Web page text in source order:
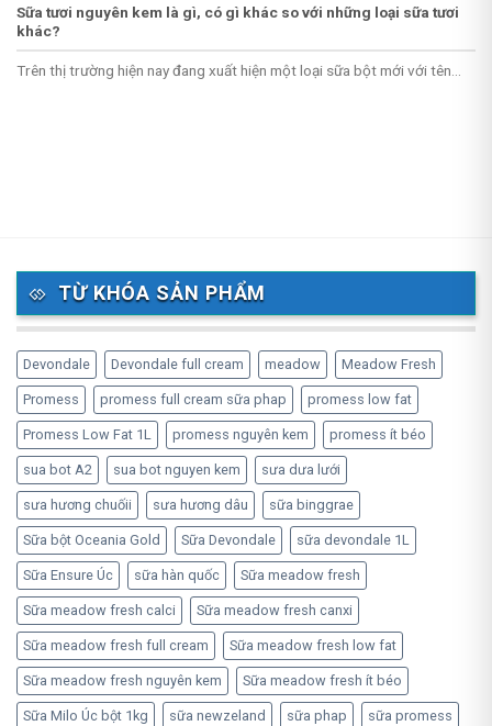
Sữa tươi nguyên kem là gì, có gì khác so với những loại sữa tươi
khác?
Trên thị trường hiện nay đang xuất hiện một loại sữa bột mới với tên...
TỪ KHÓA SẢN PHẨM
Devondale Devondale full cream meadow Meadow Fresh
Promess promess full cream sữa phap promess low fat
Promess Low Fat 1L promess nguyên kem promess ít béo
sua bot A2 sua bot nguyen kem sưa dưa lưới
sưa hương chuốii sưa hương dâu sữa binggrae
Sữa bột Oceania Gold Sữa Devondale sữa devondale 1L
Sữa Ensure Úc sữa hàn quốc Sữa meadow fresh
Sữa meadow fresh calci Sữa meadow fresh canxi
Sữa meadow fresh full cream Sữa meadow fresh low fat
Sữa meadow fresh nguyên kem Sữa meadow fresh ít béo
Sữa Milo Úc bột 1kg sữa newzeland sữa phap sữa promess